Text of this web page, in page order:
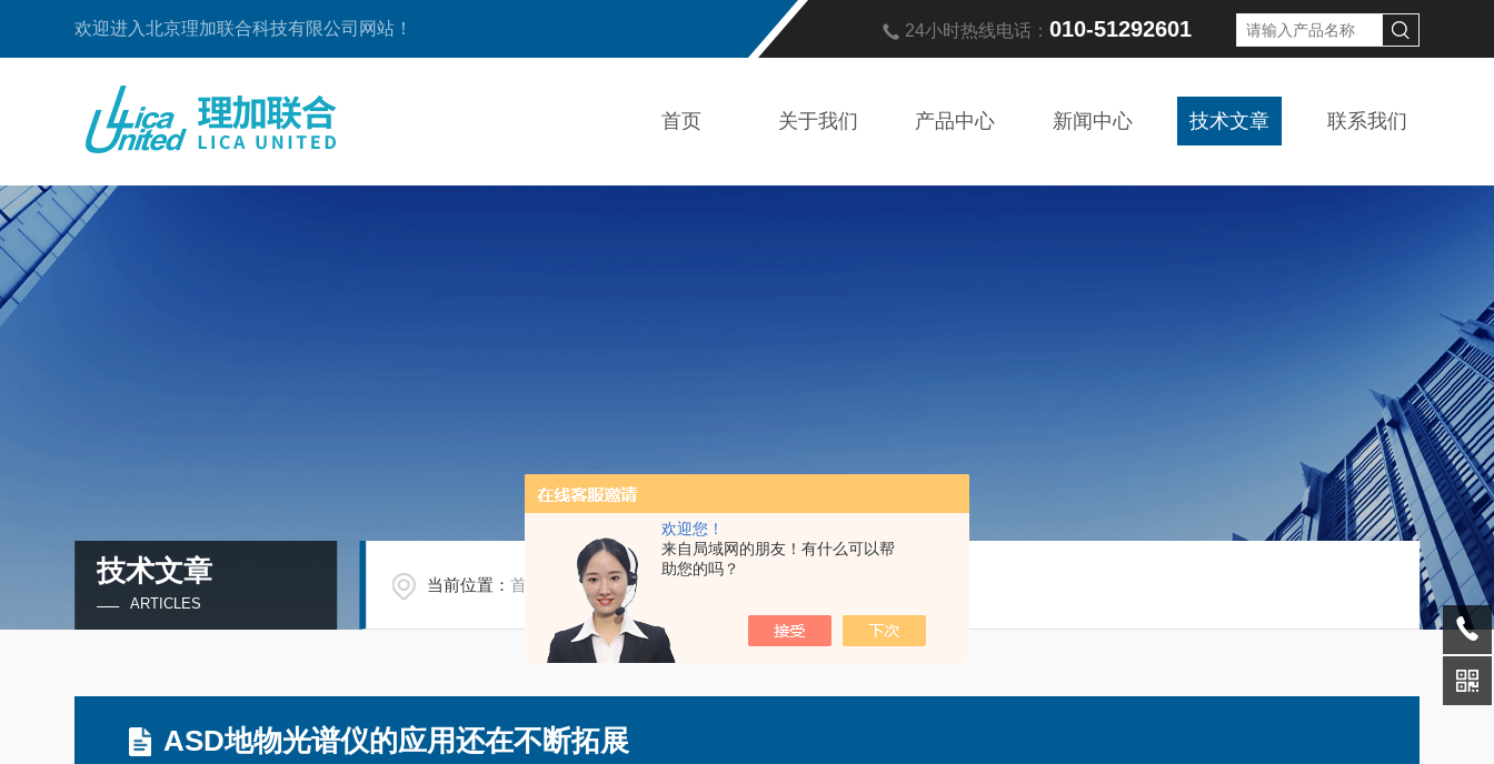
欢迎您！
来自局域网的朋友！有什么可以帮
助您的吗？
欢迎进入北京理加联合科技有限公司网站！ 24小时热线电话： 010-51292601
首页 关于我们 产品中心 新闻中心 技术文章 联系我们
技术文章
ARTICLES
当前位置：首页 技术文章/ ASD地物光谱仪的应用还在不断拓展
ASD地物光谱仪的应用还在不断拓展